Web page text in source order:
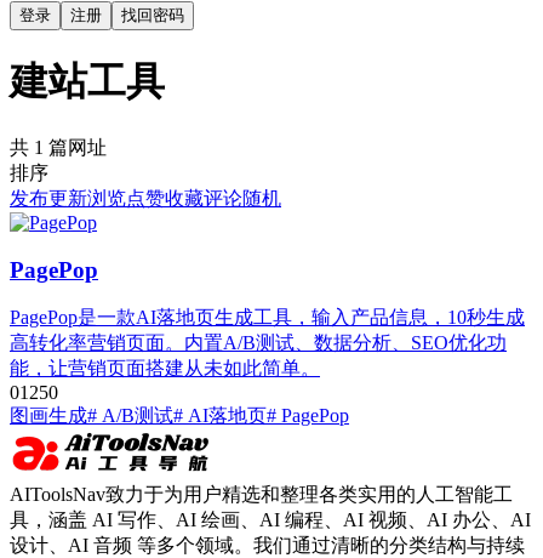
登录 注册 找回密码
建站工具
共 1 篇网址
排序
发布更新浏览点赞收藏评论随机
PagePop
PagePop是一款AI落地页生成工具，输入产品信息，10秒生成
高转化率营销页面。内置A/B测试、数据分析、SEO优化功
能，让营销页面搭建从未如此简单。
01250
图画生成# A/B测试# AI落地页# PagePop
AIToolsNav致力于为用户精选和整理各类实用的人工智能工
具，涵盖 AI 写作、AI 绘画、AI 编程、AI 视频、AI 办公、AI
设计、AI 音频 等多个领域。我们通过清晰的分类结构与持续